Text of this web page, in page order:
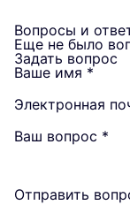
Вопросы и
Еще не было
Задать вопрос
Ваше имя *
Электронная
Ваш вопрос *
Отправить